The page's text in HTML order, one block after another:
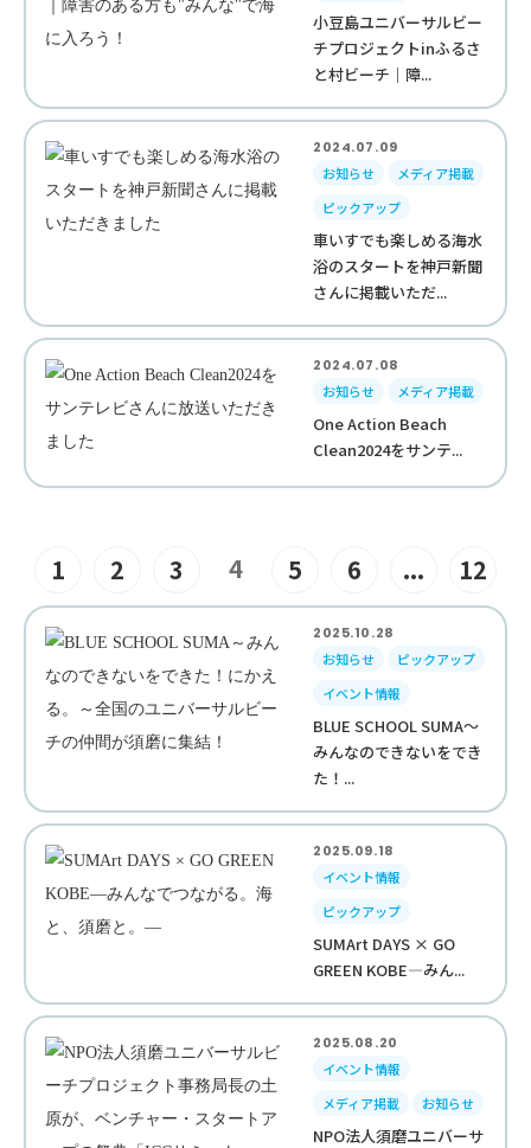
小豆島ユニバーサルビー
チプロジェクトinふるさ
と村ビーチ｜障...
2024.07.09
お知らせ
メディア掲載
ピックアップ
車いすでも楽しめる海水
浴のスタートを神戸新聞
さんに掲載いただ...
2024.07.08
お知らせ
メディア掲載
One Action Beach
Clean2024をサンテ...
1 2 3 4 5 6 ... 12
2025.10.28
お知らせ
ピックアップ
イベント情報
BLUE SCHOOL SUMA～
みんなのできないをでき
た！...
2025.09.18
イベント情報
ピックアップ
SUMArt DAYS × GO
GREEN KOBE—みん...
2025.08.20
イベント情報
メディア掲載
お知らせ
NPO法人須磨ユニバーサ